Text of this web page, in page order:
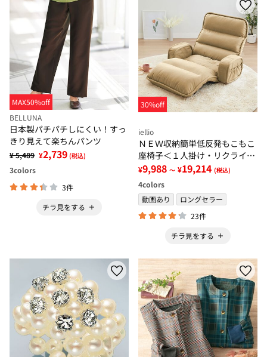
MAX50%off
BELLUNA
日本製パチパチしにくい！すっ
きり見えて楽ちんパンツ
¥ 5,489 ¥2,739 (税込)
3colors
3件
チラ見をする
30%off
iellio
ＮＥＷ収納簡単低反発もこもこ
座椅子＜１人掛け・リクライニ
ング・フロアチェア・ごろ寝マ
ット・ロングマット・長座布団
＞
¥9,988 ～ ¥19,214 (税込)
4colors
動画あり
ロングセラー
23件
チラ見をする